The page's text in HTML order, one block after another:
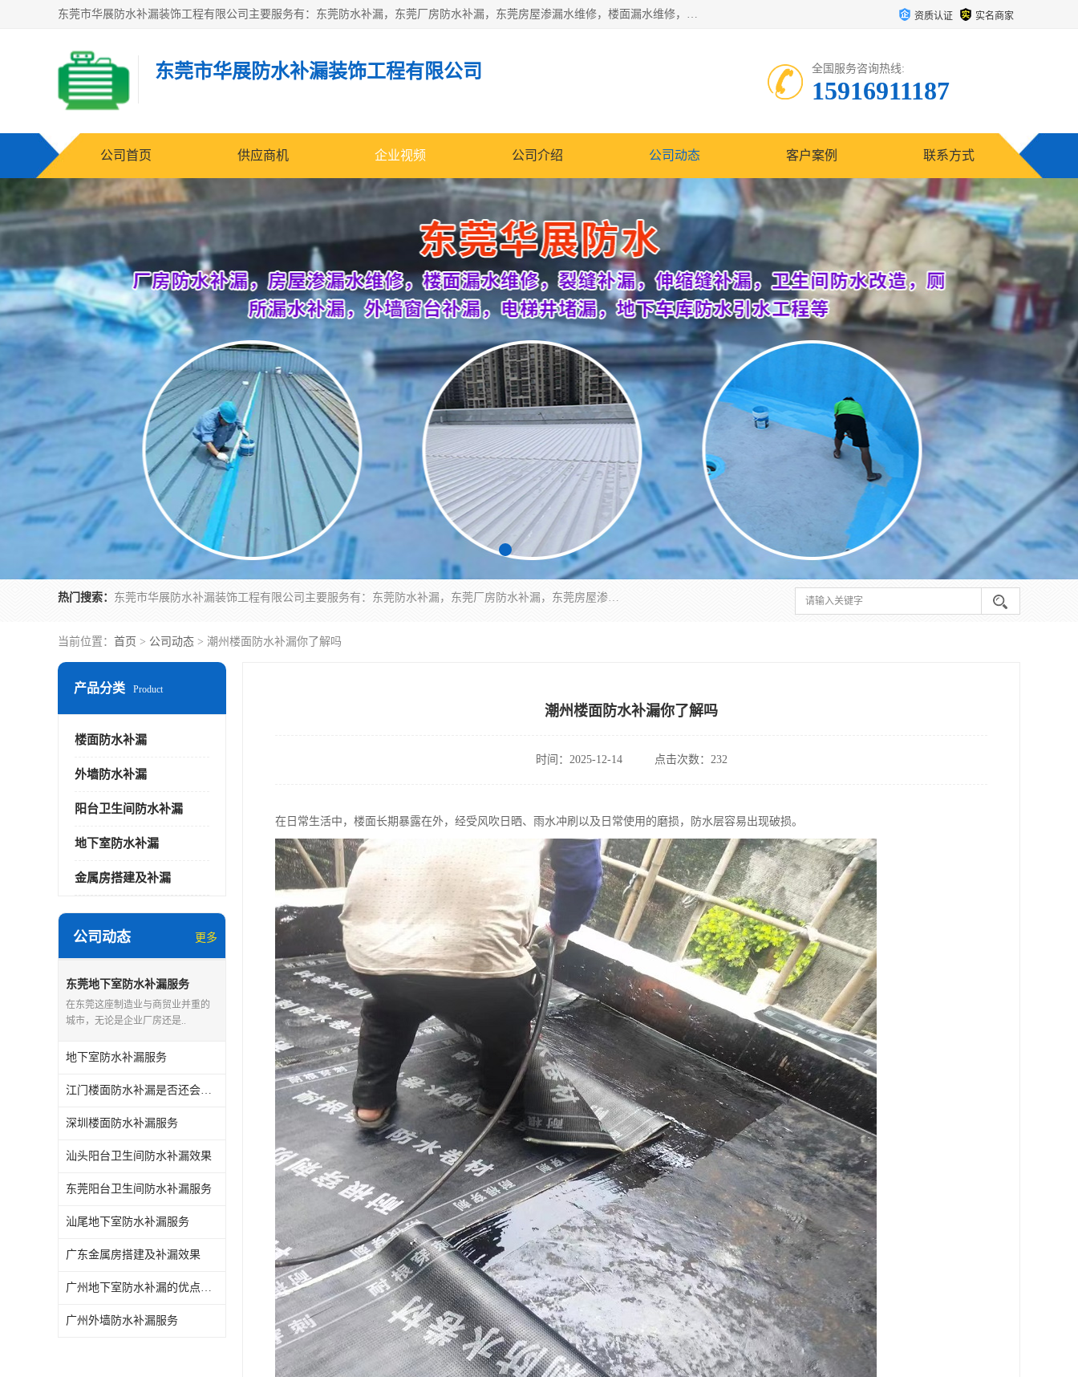
东莞市华展防水补漏装饰工程有限公司主要服务有：东莞防水补漏，东莞厂房防水补漏，东莞房屋渗漏水维修，楼面漏水维修，裂缝补漏，伸缩缝补漏，卫生间防水改造，厕所漏水补漏，外墙窗台补漏，电梯井堵漏，地下车库防水引水工程等 资质认证 实名商家
东莞市华展防水补漏装饰工程有限公司 全国服务咨询热线:
15916911187
公司首页 供应商机 企业视频 公司介绍 公司动态 客户案例 联系方式
热门搜索： 东莞市华展防水补漏装饰工程有限公司主要服务有：东莞防水补漏，东莞厂房防水补漏，东莞房屋渗漏水维修，楼面漏水维修，裂缝补漏，伸缩缝补漏，卫生间防水改造，厕所漏水补漏，外墙窗台补漏，电梯井堵漏，地下车库防水引水工程等
当前位置： 首页 > 公司动态 > 潮州楼面防水补漏你了解吗
产品分类 Product
楼面防水补漏
外墙防水补漏
阳台卫生间防水补漏
地下室防水补漏
金属房搭建及补漏
公司动态 更多
东莞地下室防水补漏服务
在东莞这座制造业与商贸业并重的
城市，无论是企业厂房还是..
地下室防水补漏服务
江门楼面防水补漏是否还会漏水
深圳楼面防水补漏服务
汕头阳台卫生间防水补漏效果
东莞阳台卫生间防水补漏服务
汕尾地下室防水补漏服务
广东金属房搭建及补漏效果
广州地下室防水补漏的优点和缺点
广州外墙防水补漏服务
潮州楼面防水补漏你了解吗
时间：2025-12-14 点击次数：232
在日常生活中，楼面长期暴露在外，经受风吹日晒、雨水冲刷以及日常使用的磨损，防水层容易出现破损。